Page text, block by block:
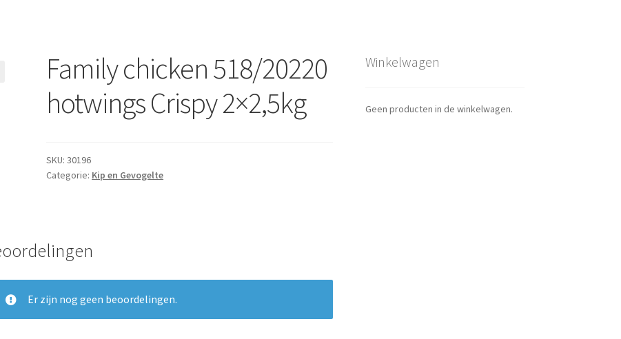
Family chicken 518/20220
hotwings Crispy 2×2,5kg
SKU:30196
Categorie: Kip en Gevogelte
Er zijn nog geen beoordelingen.
Winkelwagen
Geen producten in de winkelwagen.